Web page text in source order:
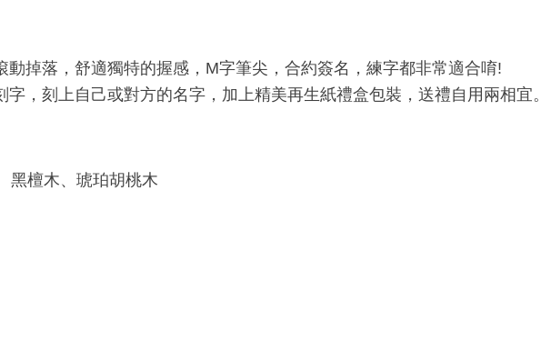
掉落，舒適獨特的握感，M字筆尖，合約簽名，練字都非常適合唷!
，刻上自己或對方的名字，加上精美再生紙禮盒包裝，送禮自用兩相宜。
黑檀木、琥珀胡桃木